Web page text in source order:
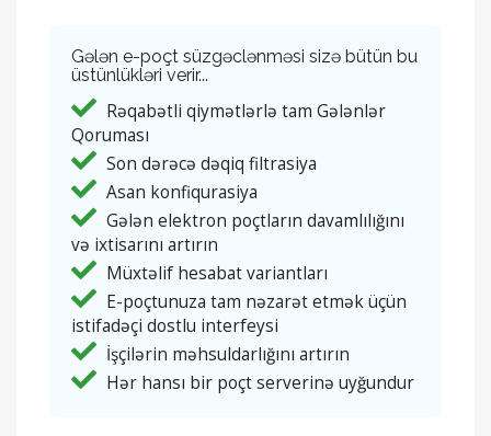
Gələn e-poçt süzgəclənməsi sizə bütün bu
üstünlükləri verir...
Rəqabətli qiymətlərlə tam Gələnlər
Qoruması
Son dərəcə dəqiq filtrasiya
Asan konfiqurasiya
Gələn elektron poçtların davamlılığını
və ixtisarını artırın
Müxtəlif hesabat variantları
E-poçtunuza tam nəzarət etmək üçün
istifadəçi dostlu interfeysi
İşçilərin məhsuldarlığını artırın
Hər hansı bir poçt serverinə uyğundur